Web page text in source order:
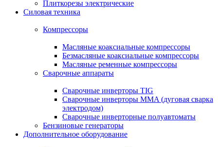
Плиткорезы электрические
Силовая техника
Компрессоры
Масляные коаксиальные компрессоры
Безмасляные коаксиальные компрессоры
Масляные ременные компрессоры
Сварочные аппараты
Сварочные инверторы TIG
Сварочные инверторы MMA (дуговая сварка
электродом)
Сварочные инверторные полуавтоматы
Бензиновые генераторы
Дополнительное оборудование